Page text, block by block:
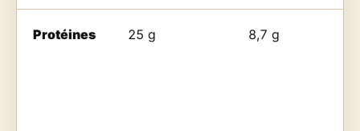
Protéines 25 g 8,7 g